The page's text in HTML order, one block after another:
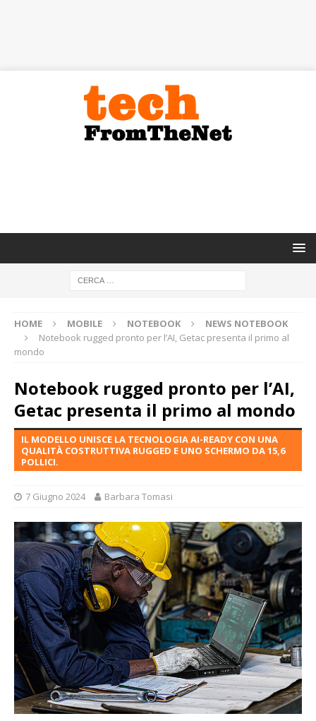
HOME MOBILE NOTEBOOK
NEWS NOTEBOOK
Notebook rugged pronto per l’AI, Getac presenta il primo al
mondo
Notebook rugged pronto per l’AI,
Getac presenta il primo al mondo
IL MODELLO UNISCE LA TECNOLOGIA AI-READY CON UNA
QUALITÀ COSTRUTTIVA RUGGED E UNO SCHERMO DA 15,6
POLLICI.
7 Giugno 2024 Barbara Tomasi